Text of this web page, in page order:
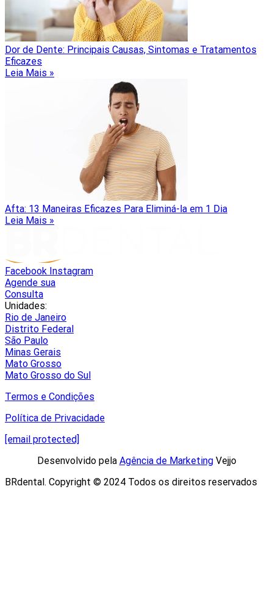
Dor de Dente: Principais Causas, Sintomas e Tratamentos
Eficazes
Leia Mais »
Afta: 13 Maneiras Eficazes Para Eliminá-la em 1 Dia
Leia Mais »
Facebook Instagram
Agende sua
Consulta
Unidades:
Rio de Janeiro
Distrito Federal
São Paulo
Minas Gerais
Mato Grosso
Mato Grosso do Sul
Termos e Condições
Política de Privacidade
[email protected]
Desenvolvido pela Agência de MarketingVejjo​
BRdental. Copyright © 2024 Todos os direitos reservados